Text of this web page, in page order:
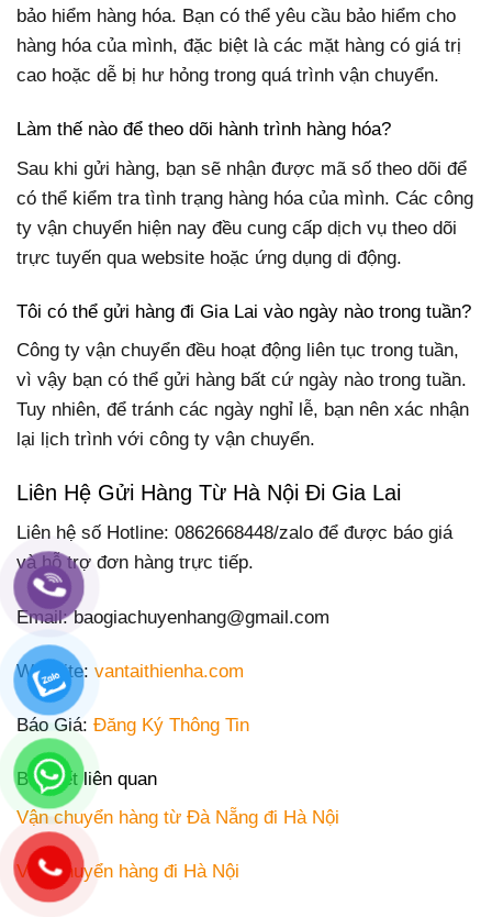
bảo hiểm hàng hóa. Bạn có thể yêu cầu bảo hiểm cho
hàng hóa của mình, đặc biệt là các mặt hàng có giá trị
cao hoặc dễ bị hư hỏng trong quá trình vận chuyển.
Làm thế nào để theo dõi hành trình hàng hóa?
Sau khi gửi hàng, bạn sẽ nhận được mã số theo dõi để
có thể kiểm tra tình trạng hàng hóa của mình. Các công
ty vận chuyển hiện nay đều cung cấp dịch vụ theo dõi
trực tuyến qua website hoặc ứng dụng di động.
Tôi có thể gửi hàng đi Gia Lai vào ngày nào trong tuần?
Công ty vận chuyển đều hoạt động liên tục trong tuần,
vì vậy bạn có thể gửi hàng bất cứ ngày nào trong tuần.
Tuy nhiên, để tránh các ngày nghỉ lễ, bạn nên xác nhận
lại lịch trình với công ty vận chuyển.
Liên Hệ Gửi Hàng Từ Hà Nội Đi Gia Lai
Liên hệ số Hotline: 0862668448/zalo để được báo giá
và hỗ trợ đơn hàng trực tiếp.
Email: baogiachuyenhang@gmail.com
Website: vantaithienha.com
Báo Giá: Đăng Ký Thông Tin
Bài viết liên quan
Vận chuyển hàng từ Đà Nẵng đi Hà Nội
Vận chuyển hàng đi Hà Nội